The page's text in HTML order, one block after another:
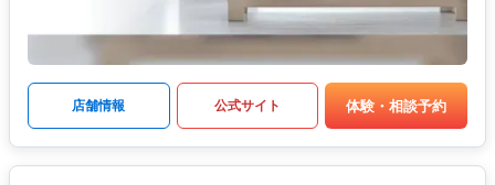
店舗情報 公式サイト 体験・相談予約